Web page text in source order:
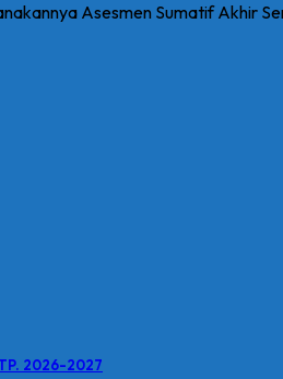
Asesmen Sumatif Akhir
2026-2027